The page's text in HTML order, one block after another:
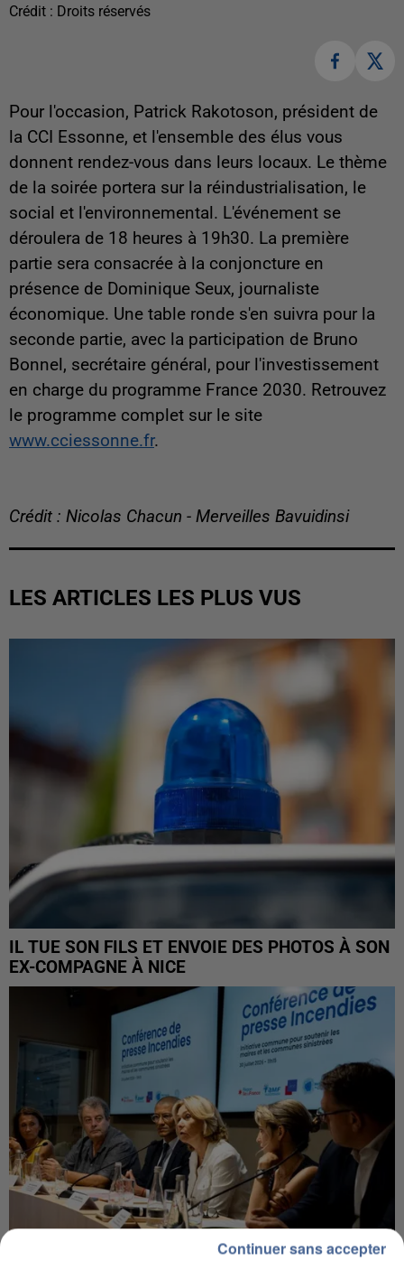
Crédit : Droits réservés
Pour l'occasion, Patrick Rakotoson, président de
la CCI Essonne, et l'ensemble des élus vous
donnent rendez-vous dans leurs locaux. Le thème
de la soirée portera sur la réindustrialisation, le
social et l'environnemental. L'événement se
déroulera de 18 heures à 19h30. La première
partie sera consacrée à la conjoncture en
présence de Dominique Seux, journaliste
économique. Une table ronde s'en suivra pour la
seconde partie, avec la participation de Bruno
Bonnel, secrétaire général, pour l'investissement
en charge du programme France 2030. Retrouvez
le programme complet sur le site
www.cciessonne.fr.
Crédit : Nicolas Chacun - Merveilles Bavuidinsi
LES ARTICLES LES PLUS VUS
IL TUE SON FILS ET ENVOIE DES PHOTOS À SON
EX-COMPAGNE À NICE
Continuer sans accepter